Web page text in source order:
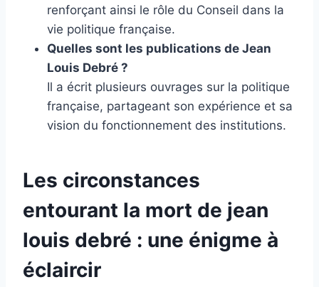
renforçant ainsi le rôle du Conseil dans la
vie politique française.
Quelles sont les publications de Jean
Louis Debré ?
Il a écrit plusieurs ouvrages sur la politique
française, partageant son expérience et sa
vision du fonctionnement des institutions.
Les circonstances
entourant la mort de jean
louis debré : une énigme à
éclaircir